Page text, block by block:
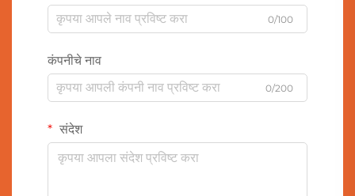
0/100
कंपनीचे नाव
0/200
संदेश